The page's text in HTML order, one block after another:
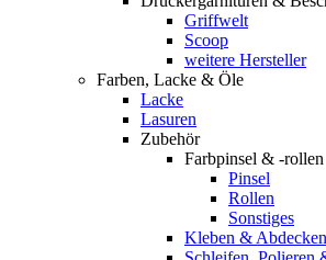
Griffwelt
Scoop
weitere Hersteller
Farben, Lacke & Öle
Lacke
Lasuren
Zubehör
Farbpinsel & -rollen
Pinsel
Rollen
Sonstiges
Kleben & Abdecken